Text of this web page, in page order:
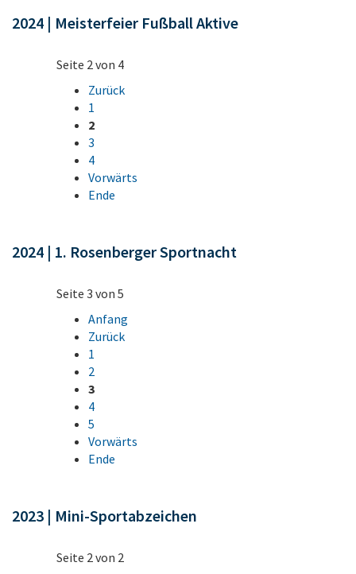
2024 | Meisterfeier Fußball Aktive
Seite 2 von 4
Zurück
1
2
3
4
Vorwärts
Ende
2024 | 1. Rosenberger Sportnacht
Seite 3 von 5
Anfang
Zurück
1
2
3
4
5
Vorwärts
Ende
2023 | Mini-Sportabzeichen
Seite 2 von 2